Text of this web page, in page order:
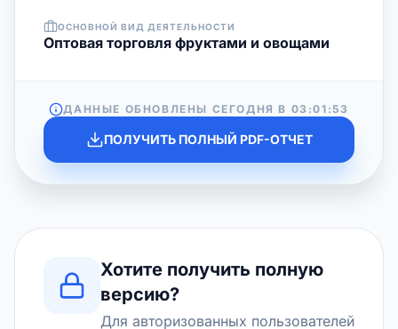
ОСНОВНОЙ ВИД ДЕЯТЕЛЬНОСТИ
Оптовая торговля фруктами и овощами
ДАННЫЕ ОБНОВЛЕНЫ СЕГОДНЯ В 03:01:53
ПОЛУЧИТЬ ПОЛНЫЙ PDF-ОТЧЕТ
Хотите получить полную
версию?
Для авторизованных пользователей